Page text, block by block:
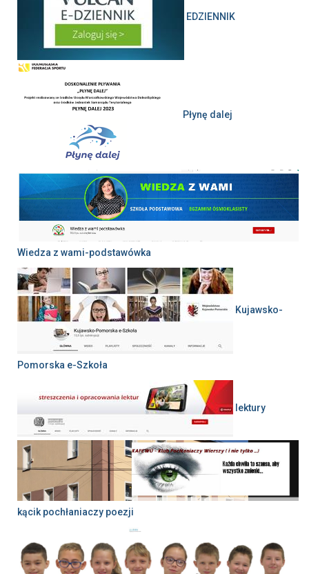
EDZIENNIK
Płynę dalej
Wiedza z wami-podstawówka
Kujawsko-
Pomorska e-Szkoła
lektury
kącik pochłaniaczy poezji